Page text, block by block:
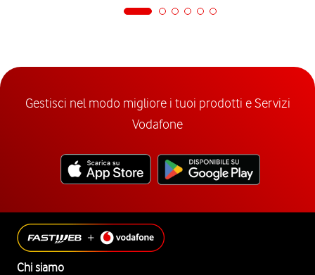
Gestisci nel modo migliore i tuoi prodotti e Servizi
Vodafone
Chi siamo